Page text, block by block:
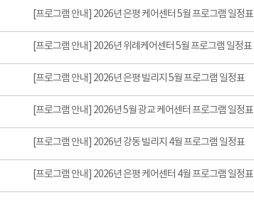
[프로그램 안내] 2026년 은평 케어센터 5월 프로그램 일정표
[프로그램 안내] 2026년 위례케어센터 5월 프로그램 일정표
[프로그램 안내] 2026년 은평 빌리지 5월 프로그램 일정표
[프로그램 안내] 2026년 5월 광교 케어센터 프로그램 일정표
[프로그램 안내] 2026년 강동 빌리지 4월 프로그램 일정표
[프로그램 안내] 2026년 은평 케어센터 4월 프로그램 일정표